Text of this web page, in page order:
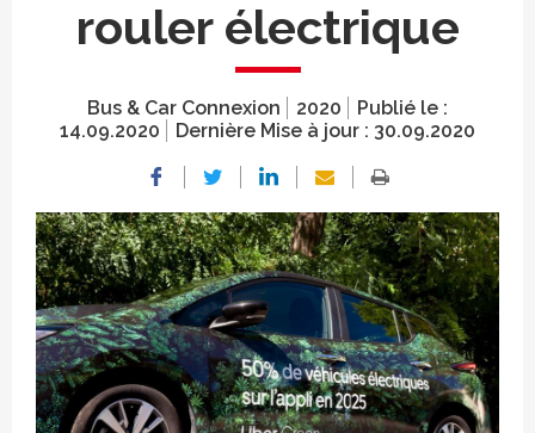
rouler électrique
Bus & Car Connexion 2020
Publié le :
14.09.2020
Dernière Mise à jour : 30.09.2020